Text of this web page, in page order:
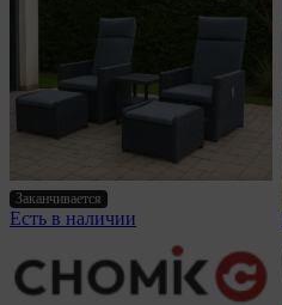
Заканчивается
Есть в наличии